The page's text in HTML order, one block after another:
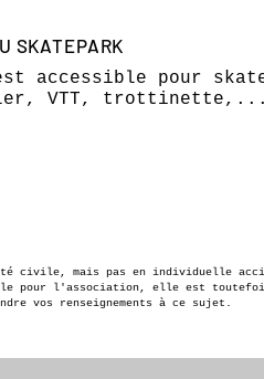
SKATEPARK
accessible pour
VTT, trottinette,...
civile, mais pas en individuelle
pour l'association, elle est
vos renseignements à ce sujet.